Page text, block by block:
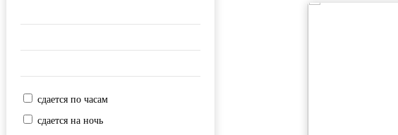
сдается по часам
сдается на ночь